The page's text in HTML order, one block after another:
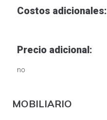
Costos adicionales:
Precio adicional:
no
MOBILIARIO